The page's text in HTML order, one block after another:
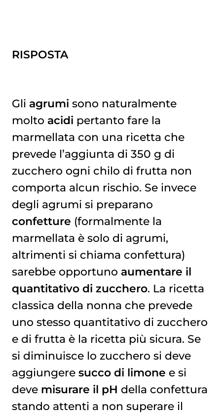
RISPOSTA
Gli agrumi sono naturalmente
molto acidi pertanto fare la
marmellata con una ricetta che
prevede l’aggiunta di 350 g di
zucchero ogni chilo di frutta non
comporta alcun rischio. Se invece
degli agrumi si preparano
confetture (formalmente la
marmellata è solo di agrumi,
altrimenti si chiama confettura)
sarebbe opportuno aumentare il
quantitativo di zucchero. La ricetta
classica della nonna che prevede
uno stesso quantitativo di zucchero
e di frutta è la ricetta più sicura. Se
si diminuisce lo zucchero si deve
aggiungere succo di limone e si
deve misurare il pH della confettura
stando attenti a non superare il